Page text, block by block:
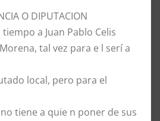
O DIPUTACION
a Juan Pablo Celis
tal vez para e l serí a
local, pero para el
tiene a quie n poner de sus